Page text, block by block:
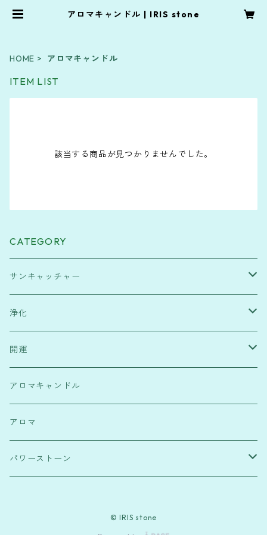
アロマキャンドル | IRIS stone
HOME アロマキャンドル
ITEM LIST
該当する商品が見つかりませんでした。
CATEGORY
サンキャッチャー
緑・健康運
水色・高次元宇宙と繋がり
赤・行動力
透明・浄化
ピンク・恋愛運
浄化
塩
浄化スプレー
フラワーオブライフ
麻のしずく
開運
霊符
パワーストーンブレスレット
アロマキャンドル
アロマ
パワーストーン
© IRIS stone